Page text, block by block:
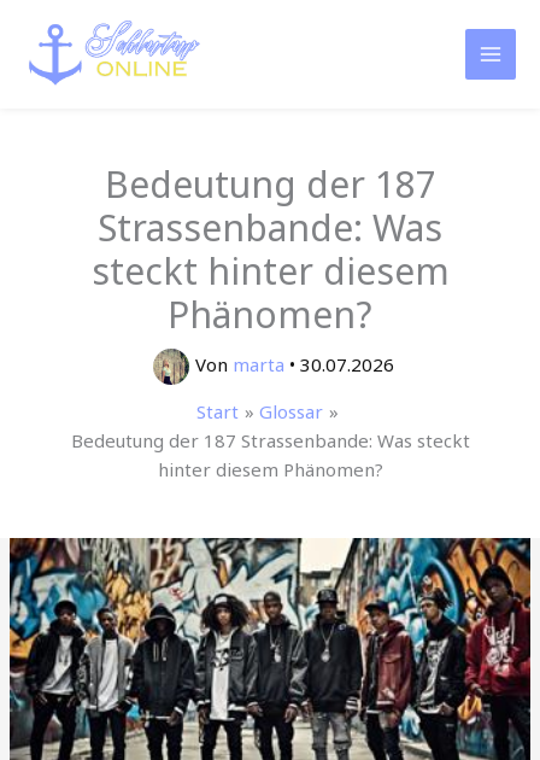
Inhalt
springen
Bedeutung der 187
Strassenbande: Was
steckt hinter diesem
Phänomen?
Von marta • 30.07.2026
Start
Glossar
Bedeutung der 187 Strassenbande: Was steckt
hinter diesem Phänomen?